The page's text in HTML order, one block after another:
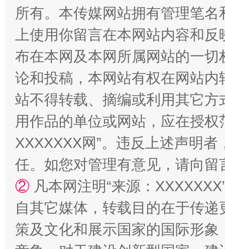
阿坝州三大球赛在茂县开幕 规模
国家大学科技园优化重塑工作
所有。本传媒网站拥有管理笔
上使用你留言在本网站内容和
布在本网及本网所属网站的一
论和投稿，本网站有权在网站
站不得转载、摘编或利用其它
用作品的单位或网站，应在授
XXXXXXX网”。违反上述声明
任。如您对管理有意见，请向
② 凡本网注明“来源：
自其它媒体，转载目的在于传
策及文化和展示国家的国际形